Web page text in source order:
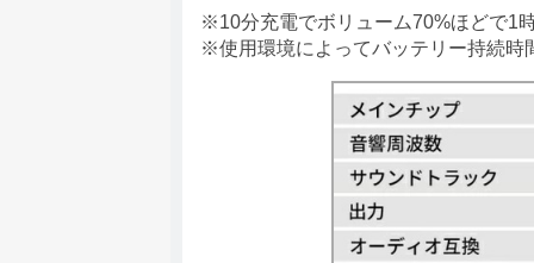
※10分充電でボリューム70%ほどで1
※使用環境によってバッテリー持続時